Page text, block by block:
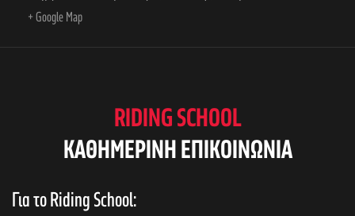
+ Google Map
RIDING SCHOOL
KAΘΗΜΕΡΙΝΗ ΕΠΙΚΟΙΝΩΝΙΑ
Για το Riding School: